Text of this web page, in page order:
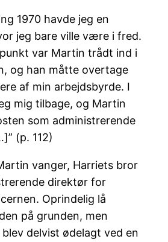
1970 havde jeg en
jeg bare ville være i fred.
var Martin trådt ind i
og han måtte overtage
af min arbejdsbyrde. I
mig tilbage, og Martin
som administrerende
(p. 112)
vanger, Harriets bror
direktør for
Oprindelig lå
på grunden, men
delvist ødelagt ved en